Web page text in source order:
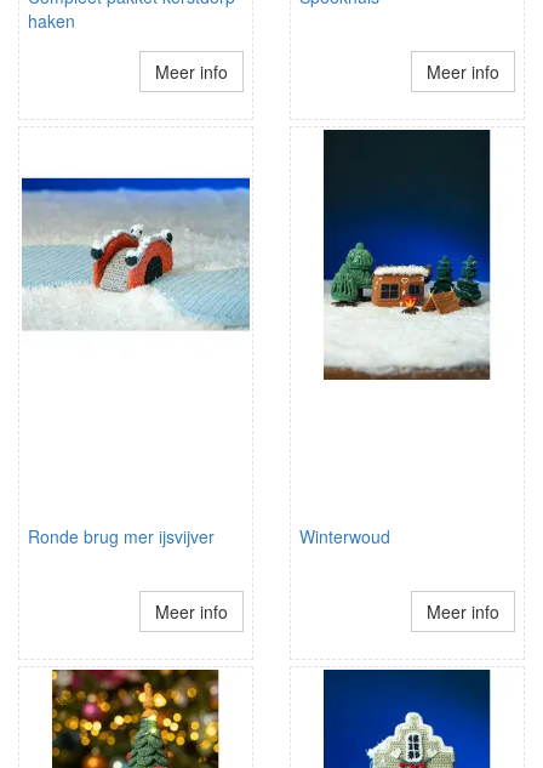
haken
Meer info Meer info
Ronde brug mer ijsvijver
Meer info
Winterwoud
Meer info